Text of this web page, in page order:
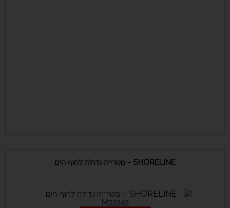
SHORELINE – מטרייה גדולה לחוף הים
M35545